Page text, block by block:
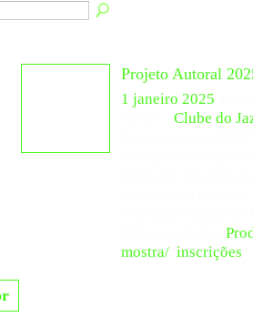
Projeto Autoral
1 janeiro 2025
Clube do
mostra/ inscrições